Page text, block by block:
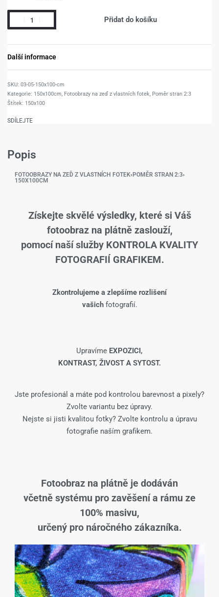
Přidat do košíku
Další informace
03-05-150x100-cm
Kategorie: 150x100cm, Fotoobrazy na zeď z vlastních fotek, Poměr stran 2:3
Štítek: 150x100
SDÍLEJTE
Popis
FOTOOBRAZY NA ZEĎ Z VLASTNÍCH FOTEK› POMĚR STRAN 2:3›
150X100CM
Získejte skvělé výsledky, které si Váš
fotoobraz na plátně zaslouží,
pomocí naší služby KONTROLA KVALITY
FOTOGRAFIÍ GRAFIKEM.
Zkontrolujeme a zlepšíme rozlišení
vašich fotografií.
Upravíme EXPOZICI,
KONTRAST, ŽIVOST A SYTOST.
Jste profesionál a máte pod kontrolou barevnost a pixely?
Zvolte variantu bez úpravy.
Nejste si jisti kvalitou fotky? Zvolte kontrolu a úpravu
fotografie naším grafikem.
Fotoobraz na plátně je dodáván
včetně systému pro zavěšení a rámu ze
100% masivu,
určený pro náročného zákazníka.